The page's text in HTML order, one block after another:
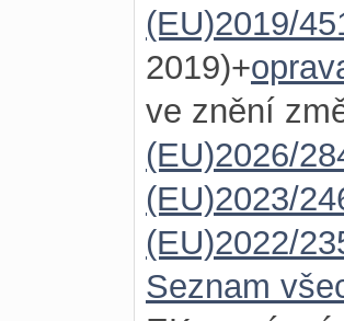
(EU)2019/
2019)+
ve znění
(EU)2026/
(EU)2023/
(EU)2022/
Seznam